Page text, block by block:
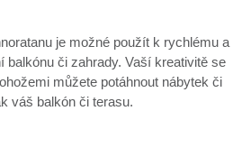
je možné použít k rychlému a
balkónu či zahrady. Vaší kreativitě se
můžete potáhnout nábytek či
váš balkón či terasu.